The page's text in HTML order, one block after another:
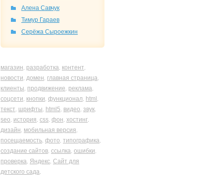
Алена Савчук
Тимур Гараев
Серёжа Сыроежкин
магазин разработка контент
новости домен главная страница
клиенты продвижение реклама
соцсети кнопки функционал html
текст шрифты html5 видео звук
seo история css фон хостинг
дизайн мобильная версия
посещаемость фото типографика
создание сайтов ссылка ошибки
проверка Яндекс Сайт для
детского сада